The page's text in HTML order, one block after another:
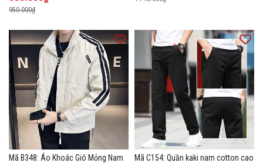
950.000₫
Mã B348: Áo Khoác Gió Mỏng Nam
Mã C154: Quần kaki nam cotton cao